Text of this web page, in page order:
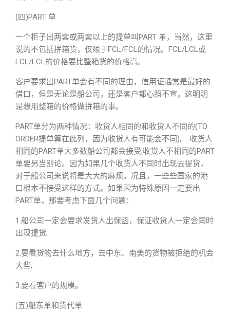
(四)PART 单
一个柜子出两套或两套以上的提单叫PART 单，当然，这里
说的不包括拼箱货，仅限于FCL/FCL的情况。FCL/LCL或
LCL/LCL的价格要比整箱货的价格高。
客户要求出PART单会有不同的理由，信用证通常是最好的
借口，但是无论是船公司，还是客户都心照不宣，这明明
是想用整箱的价格做拼箱的事。
PART单分为两种情况：收货人相同的和收货人不同的(TO
ORDER提单算在此列，因为收货人有可能会不同)。 收货人
相同的PART单大多数船公司都会接受;收货人不相同的PART
单要另当别论。因为如果几个收货人不同时出现去提货，
对于船公司来说将是大大的麻烦。况且，一些些国家的港
口根本不接受这样的方式。如果因为特殊原因一定要出
PART单，那要考虑下面几个问题：
1.船公司一定会要求发货人出保函，保证收货人一定会同时
出现提货;
2.要看货物去什么地方，去中东、南美的货物被拒绝的机会
大些;
3.要看客户的规模。
(五)船东单和货代单